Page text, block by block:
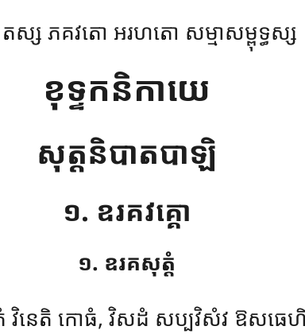
ស្ស ភគវតោ អរហតោ សម្មាសម្ពុទ្ធស្ស
ខុទ្ទកនិកាយេ
សុត្តនិបាតបាឡិ
១. ឧរគវគ្គោ
១. ឧរគសុត្តំ
វិនេតិ កោធំ, វិសដំ សប្បវិសំវ ឱសធ